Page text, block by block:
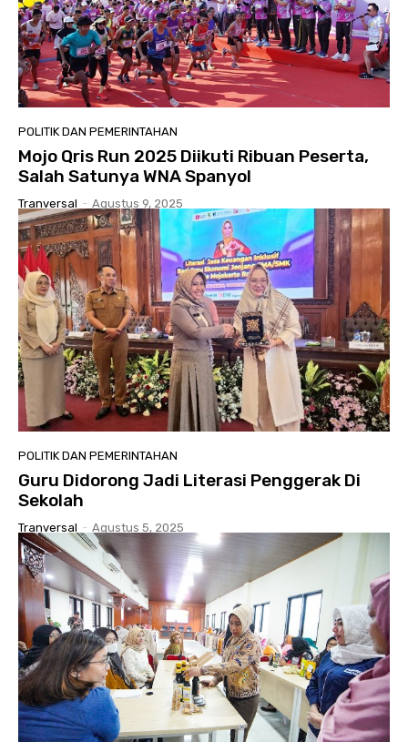
POLITIK DAN PEMERINTAHAN
Mojo Qris Run 2025 Diikuti Ribuan Peserta,
Salah Satunya WNA Spanyol
Tranversal - Agustus 9, 2025
POLITIK DAN PEMERINTAHAN
Guru Didorong Jadi Literasi Penggerak Di
Sekolah
Tranversal - Agustus 5, 2025